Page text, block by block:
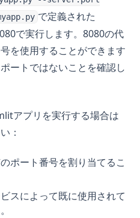
で定義された
で実行します。8080の代
を使用することができます
ートではないことを確認し
アプリを実行する場合は
：
ポート番号を割り当てるこ
スによって既に使用されて